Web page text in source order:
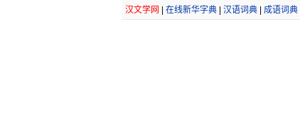
汉文学网 在线新华字典| 汉语词典| 成语词典|